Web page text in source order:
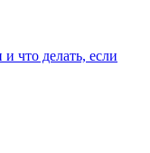
что делать, если